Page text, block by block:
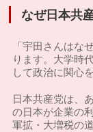
なぜ日本共
「宇田さんはな
ります。大学時
して政治に関心
日本共産党は、
の日本が企業の
軍拡・大増税の